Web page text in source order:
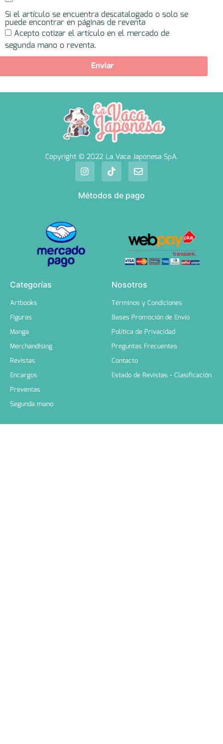
Si el artículo se encuentra descatalogado o solo se
puede encontrar en páginas de reventa
Acepto cotizar el artículo en el mercado de
segunda mano o reventa.
Enviar
Copyright © 2022 La Vaca Japonesa SpA.
Métodos de pago
Categorías
Artbooks
Figuras
Manga
Merchandising
Revistas
Encargos
Preventas
Segunda mano
Nosotros
Términos y Condiciones
Bases Promoción de Envío
Política de Privacidad
Preguntas Frecuentes
Contacto
Estado de Revistas - Clasificación